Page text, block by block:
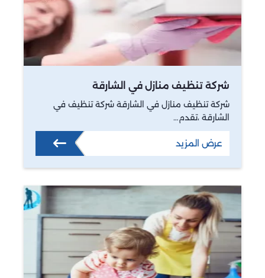
شركة تنظيف منازل في الشارقة
شركة تنظيف منازل في الشارقة شركة تنظيف في
الشارقة ،تقدم…
عرض المزيد